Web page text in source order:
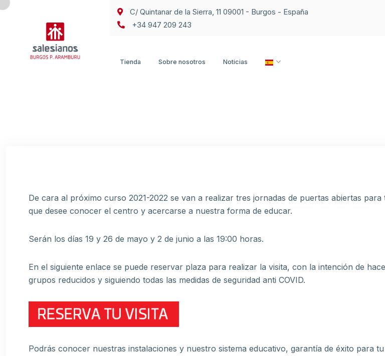
C/ Quintanar de la Sierra, 11 09001 - Burgos - España
+34 947 209 243
Tienda Sobre nosotros Noticias
De cara al próximo curso 2021-2022 se van a realizar tres jornadas de puertas abiertas para
que desee conocer el centro y acercarse a nuestra forma de educar.
Serán los días 19 y 26 de mayo y 2 de junio a las 19:00 horas.
En el siguiente enlace se puede reservar plaza para realizar la visita, con la intención de
grupos reducidos y siguiendo todas las medidas de seguridad anti COVID.
Podrás conocer nuestras instalaciones y nuestro sistema educativo, garantía de éxito para